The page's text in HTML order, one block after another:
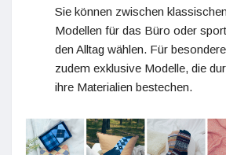
Sie können zwischen
Modellen für das Büro oder
den Alltag wählen. Für
zudem exklusive Modelle, die
ihre Materialien bestechen.